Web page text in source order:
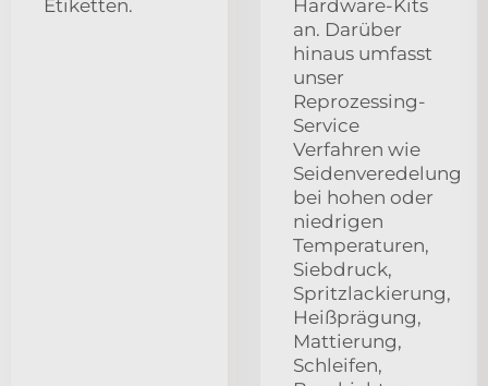
Etiketten.
Hardware-Kits
an. Darüber
hinaus umfasst
unser
Reprozessing-
Service
Verfahren wie
Seidenveredelung
bei hohen oder
niedrigen
Temperaturen,
Siebdruck,
Spritzlackierung,
Heißprägung,
Mattierung,
Schleifen,